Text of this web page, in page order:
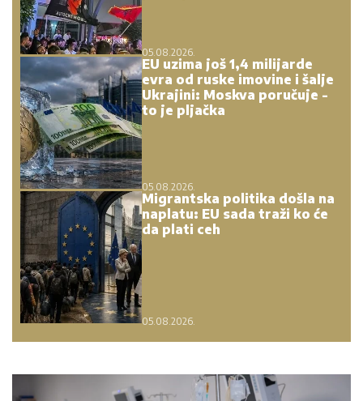
05.08.2026.
EU uzima još 1,4 milijarde
evra od ruske imovine i šalje
Ukrajini: Moskva poručuje -
to je pljačka
05.08.2026.
Migrantska politika došla na
naplatu: EU sada traži ko će
da plati ceh
05.08.2026.